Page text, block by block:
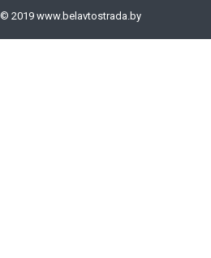
© 2019 www.belavtostrada.by